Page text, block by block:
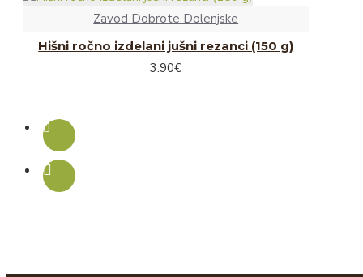
Zavod Dobrote Dolenjske
Hišni ročno izdelani jušni rezanci (150 g)
3.90€